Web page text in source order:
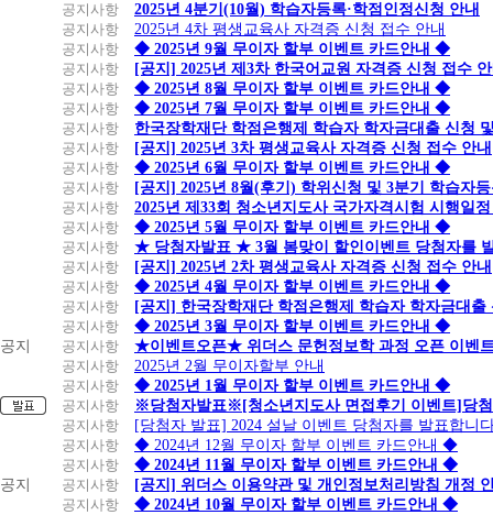
공지사항
2025년 4분기(10월) 학습자등록·학점인정신청 안내
공지사항
2025년 4차 평생교육사 자격증 신청 접수 안내
공지사항
◆ 2025년 9월 무이자 할부 이벤트 카드안내 ◆
공지사항
[공지] 2025년 제3차 한국어교원 자격증 신청 접수
공지사항
◆ 2025년 8월 무이자 할부 이벤트 카드안내 ◆
공지사항
◆ 2025년 7월 무이자 할부 이벤트 카드안내 ◆
공지사항
한국장학재단 학점은행제 학습자 학자금대출 신청
공지사항
[공지] 2025년 3차 평생교육사 자격증 신청 접수 안내
공지사항
◆ 2025년 6월 무이자 할부 이벤트 카드안내 ◆
공지사항
[공지] 2025년 8월(후기) 학위신청 및 3분기 학습자
공지사항
2025년 제33회 청소년지도사 국가자격시험 시행일
공지사항
◆ 2025년 5월 무이자 할부 이벤트 카드안내 ◆
공지사항
★ 당첨자발표 ★ 3월 봄맞이 할인이벤트 당첨자를
공지사항
[공지] 2025년 2차 평생교육사 자격증 신청 접수 안내
공지사항
◆ 2025년 4월 무이자 할부 이벤트 카드안내 ◆
공지사항
[공지] 한국장학재단 학점은행제 학습자 학자금대출
공지사항
◆ 2025년 3월 무이자 할부 이벤트 카드안내 ◆
공지
공지사항
★이벤트오픈★ 위더스 문헌정보학 과정 오픈 이벤
공지사항
2025년 2월 무이자할부 안내
공지사항
◆ 2025년 1월 무이자 할부 이벤트 카드안내 ◆
공지사항
※당첨자발표※[청소년지도사 면접후기 이벤트]당
공지사항
[당첨자 발표] 2024 설날 이벤트 당첨자를 발표합니
공지사항
◆ 2024년 12월 무이자 할부 이벤트 카드안내 ◆
공지사항
◆ 2024년 11월 무이자 할부 이벤트 카드안내 ◆
공지
공지사항
[공지] 위더스 이용약관 및 개인정보처리방침 개정
공지사항
◆ 2024년 10월 무이자 할부 이벤트 카드안내 ◆